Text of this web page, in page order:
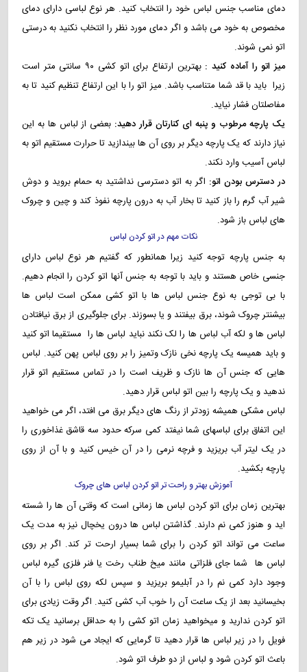
دمای مناسب جنس لباس خود را انتخاب کنید. هر نوع لباسی دارای دمای
مخصوص به خود می باشد و اگر دمای مورد نظر را انتخاب نکنید به درستی
اتو نمی شوند.
میز اتو را آماده کنید :
بهترین ارتفاع برای اتو کشی ۹۰ سانتی متر است
زیرا باید با قد شما متناسب باشد. میز اتو را با این ارتفاع تنظیم کنید تا به
مفاصلتان فشار نیاید.
یک پارچه مرطوب و پنبه ای کنارتان قرار دهید: بعضی از لباس ها به این
نیاز دارند که یک پارچه دیگر بر روی آن ها بیندازید تا حرارت مستقیم اتو به
لباس آسیب وارد نکند.
در دسترس بودن اتو: اگر به اتو دسترسی نداشتید به حمام بروید و دوش
شیر آب گرم را باز کنید تا بخار آب به درون پارچه نفوذ کند و چین و چروک
های لباس باز شود.
نکات مهم در اتو کردن لباس
به جنس پارچه توجه کنید زیرا همانطور که گفتیم هر نوع لباس دارای
جنسی خاص هستند و باید با توجه به جنس آنها اتو کردن را انجام دهیم.
با بی توجی به نوع جنس لباس ها با اتو کشی ممکن است لباس ها
بیشنتر چروک شوند، برق بیفتند و یا بسوزند. برای جلوگیری از برق نیافتادن
لباس ها و لکه آب لباس ها را لک نکند نباید لباس ها را مستقیما اتو کنید
و باید همیسه یک پارچه نخی نازک وتمیز را بر روی لباس پهن کنید. لباس
هایی که جنس آن ها نازک و ظریف است را در تماس مستقیم اتو قرار
ندهید و یک پارچه را بین اتو لباس قرار دهید.
لباس مشکی همیشه زودتر از رنگ های دیگر برق می افتد، اگر می خواهید
این اتفاق برای لباسهای شما نیفتد کمی سرکه حدود سه قاشق غذاخوری را
در یک لیتر آب بریزید و فرچه نرمی را در آن خیس کنید و با آن از روی
پارچه بکشید.
آموزش بهتر و راحت تر اتو کردن لباس های چروک
بهترین زمان برای اتو کردن لباس ها زمانی است که وقتی آن ها را شسته
اید و هنوز کمی نم دارند. گذاشتن لباس ها درون یخچال نیز به مدت یک
ساعت می تواند اتو کردن را برای شما بسیار ارحت تر کند. اگر بر روی
لباس ها شما جای فلزاتی مانند میخ طناب رخت یا فنر فلزی گیره لباس
وجود دارد کمی نم را در آبلیمو بریزید و سپس لکه روی لباس را با آن
بخیسانید بعد از یک ساعت آن را خوب آب کشی کنید. اگر وقت زیادی برای
اتو کردن ندارید و میخواهید زمان اتو کشی را به حداقل برسانید یک تکه
فویل را در زیر لباس ها قرار دهید تا گرمایی که ایجاد می شود در زیر هم
باعث اتو کردن شود و لباس از دو طرف اتو شود.